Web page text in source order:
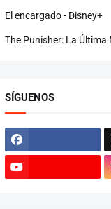
El encargado - Disney+
The Punisher: La Última
SÍGUENOS